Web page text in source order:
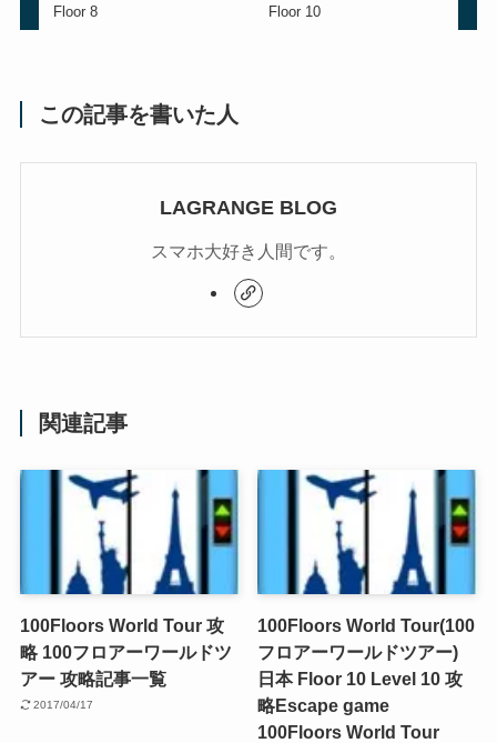
Floor 8
Floor 10
この記事を書いた人
LAGRANGE BLOG
スマホ大好き人間です。
関連記事
100Floors World Tour 攻
略 100フロアーワールドツ
アー 攻略記事一覧
2017/04/17
100Floors World Tour(100
フロアーワールドツアー)
日本 Floor 10 Level 10 攻
略Escape game
100Floors World Tour